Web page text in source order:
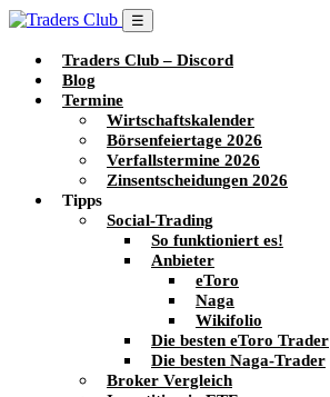
☰
Traders Club – Discord
Blog
Termine
Wirtschaftskalender
Börsenfeiertage 2026
Verfallstermine 2026
Zinsentscheidungen 2026
Tipps
Social-Trading
So funktioniert es!
Anbieter
eToro
Naga
Wikifolio
Die besten eToro Trader
Die besten Naga-Trader
Broker Vergleich